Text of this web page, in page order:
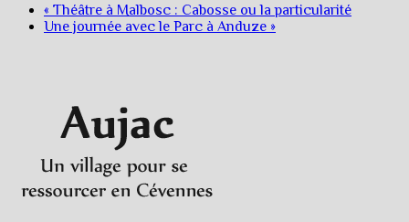
« Théâtre à Malbosc : Cabosse ou la particularité
Une journée avec le Parc à Anduze »